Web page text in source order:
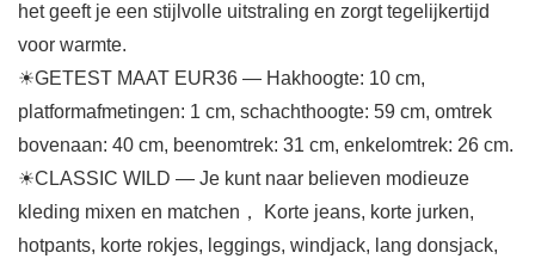
het geeft je een stijlvolle uitstraling en zorgt tegelijkertijd
voor warmte.
☀GETEST MAAT EUR36 — Hakhoogte: 10 cm,
platformafmetingen: 1 cm, schachthoogte: 59 cm, omtrek
bovenaan: 40 cm, beenomtrek: 31 cm, enkelomtrek: 26 cm.
☀CLASSIC WILD — Je kunt naar believen modieuze
kleding mixen en matchen， Korte jeans, korte jurken,
hotpants, korte rokjes, leggings, windjack, lang donsjack,